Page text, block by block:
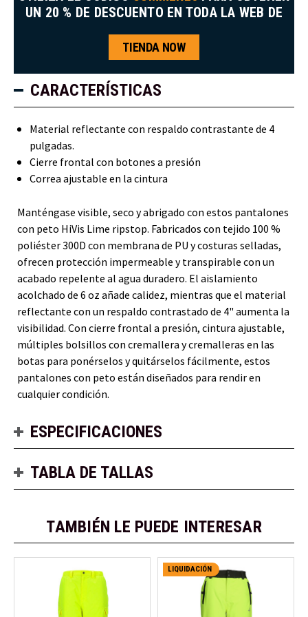
UN 20 % DE DESCUENTO EN TODA LA WEB DE
TIENDA NOW
CARACTERÍSTICAS
Material reflectante con respaldo contrastante de 4
pulgadas.
Cierre frontal con botones a presión
Correa ajustable en la cintura
Manténgase visible, seco y abrigado con estos pantalones
con peto HiVis Lime ripstop. Fabricados con tejido 100 %
poliéster 300D con membrana de PU y costuras selladas,
ofrecen protección impermeable y transpirable con un
acabado repelente al agua duradero. El aislamiento
acolchado de 6 oz añade calidez, mientras que el material
reflectante con un respaldo contrastado de 4" aumenta la
visibilidad. Con cierre frontal a presión, cintura ajustable,
múltiples bolsillos con cremallera y cremalleras en las
botas para ponérselos y quitárselos fácilmente, estos
pantalones con peto están diseñados para rendir en
cualquier condición.
ESPECIFICACIONES
TABLA DE TALLAS
TAMBIÉN LE PUEDE INTERESAR
LIQUIDACIÓN